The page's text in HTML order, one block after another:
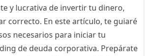
y lucrativa de invertir tu dinero,
correcto. En este artículo, te guiaré
necesarios para iniciar tu
de deuda corporativa. Prepárate